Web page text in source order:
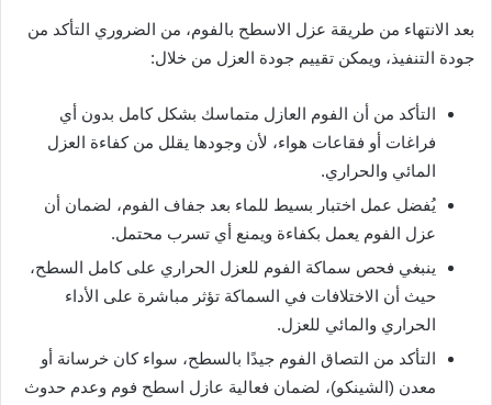
بعد الانتهاء من طريقة عزل الاسطح بالفوم، من الضروري التأكد من
جودة التنفيذ، ويمكن تقييم جودة العزل من خلال:
التأكد من أن الفوم العازل متماسك بشكل كامل بدون أي
فراغات أو فقاعات هواء، لأن وجودها يقلل من كفاءة العزل
المائي والحراري.
يُفضل عمل اختبار بسيط للماء بعد جفاف الفوم، لضمان أن
عزل الفوم يعمل بكفاءة ويمنع أي تسرب محتمل.
ينبغي فحص سماكة الفوم للعزل الحراري على كامل السطح،
حيث أن الاختلافات في السماكة تؤثر مباشرة على الأداء
الحراري والمائي للعزل.
التأكد من التصاق الفوم جيدًا بالسطح، سواء كان خرسانة أو
معدن (الشينكو)، لضمان فعالية عازل اسطح فوم وعدم حدوث